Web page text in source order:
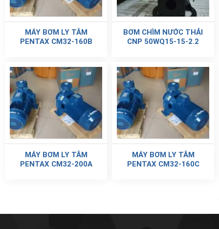
MÁY BƠM LY TÂM
PENTAX CM32-160B
BƠM CHÌM NƯỚC THẢI
CNP 50WQ15-15-2.2
MÁY BƠM LY TÂM
PENTAX CM32-200A
MÁY BƠM LY TÂM
PENTAX CM32-160C